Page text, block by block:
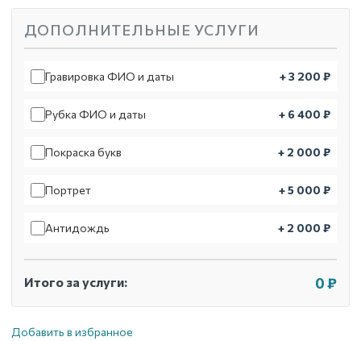
ДОПОЛНИТЕЛЬНЫЕ УСЛУГИ
Гравировка ФИО и даты + 3 200 ₽
Рубка ФИО и даты + 6 400 ₽
Покраска букв + 2 000 ₽
Портрет + 5 000 ₽
Антидождь + 2 000 ₽
Итого за услуги: 0 ₽
Добавить в избранное